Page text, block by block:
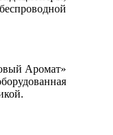
Аромат»